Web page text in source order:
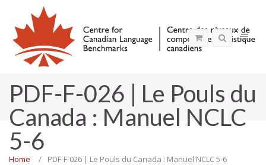
PDF-F-026 | Le Pouls du
Canada : Manuel NCLC
5-6
Home PDF-F-026 | Le Pouls du Canada : Manuel NCLC 5-6